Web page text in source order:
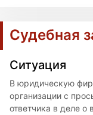
Судебная
Ситуация
В юридическую
организации с
ответчика в деле о